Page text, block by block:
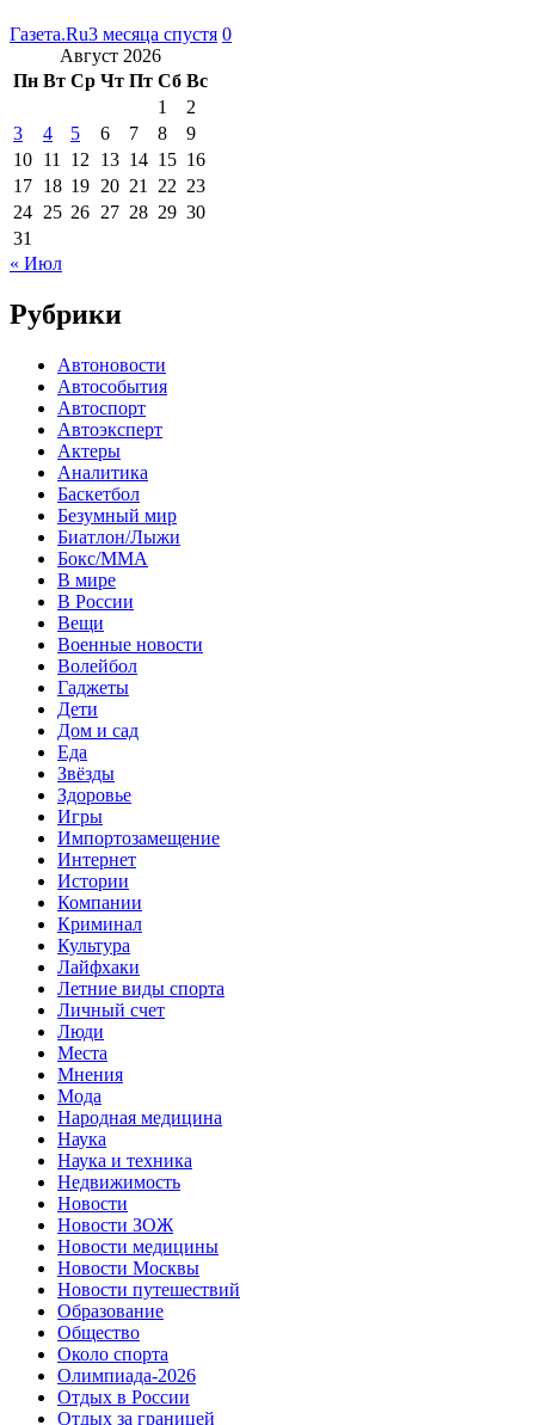
Газета.Ru3 месяца спустя 0
Август 2026
Пн Вт Ср Чт Пт Сб Вс
1
2
3
4 5 6 7 8
9
10 11 12 13 14 15 16
17 18 19 20 21 22 23
24 25 26 27 28 29 30
31
« Июл
Рубрики
Автоновости
Автособытия
Автоспорт
Автоэксперт
Актеры
Аналитика
Баскетбол
Безумный мир
Биатлон/Лыжи
Бокс/MMA
В мире
В России
Вещи
Военные новости
Волейбол
Гаджеты
Дети
Дом и сад
Еда
Звёзды
Здоровье
Игры
Импортозамещение
Интернет
Истории
Компании
Криминал
Культура
Лайфхаки
Летние виды спорта
Личный счет
Люди
Места
Мнения
Мода
Народная медицина
Наука
Наука и техника
Недвижимость
Новости
Новости ЗОЖ
Новости медицины
Новости Москвы
Новости путешествий
Образование
Общество
Около спорта
Олимпиада-2026
Отдых в России
Отдых за границей